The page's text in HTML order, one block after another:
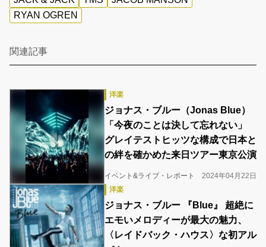
RYAN OGREN
関連記事
洋楽
ジョナス・ブルー（Jonas Blue）
「今夜のことは決して忘れない」
グレイテストヒッツな構成で日本と
の絆を確かめた来日ツアー東京公演
イベント&ライブ・レポート
2024年04月22日
洋楽
ジョナス・ブルー 『Blue』 超絶に
エモいメロディーが最大の魅力、
〈レイドバック・ハウス〉な初アル